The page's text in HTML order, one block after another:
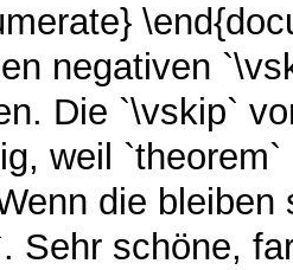
negativen
Die `\vskip`
weil
die
Sehr schöne,